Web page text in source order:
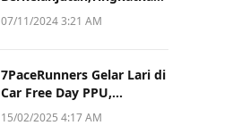
Daya Saing dan Kualitas
07/11/2024 3:21 AM
7PaceRunners Gelar Lari di
Car Free Day PPU,
Kampanye Gaya Hidup
15/02/2025 4:17 AM